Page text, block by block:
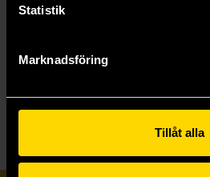
Statistik
Marknadsföring
Tillåt alla